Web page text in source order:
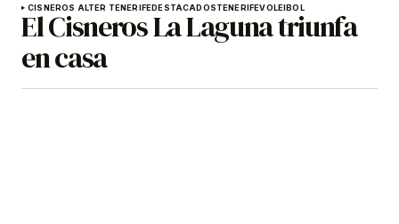
CISNEROS ALTER TENERIFEDESTACADOSTENERIFEVOLEIBOL
El Cisneros La Laguna triunfa
en casa